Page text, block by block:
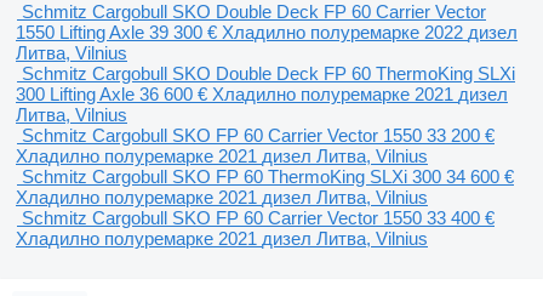
Schmitz Cargobull SKO Double Deck FP 60 Carrier Vector
1550 Lifting Axle 39 300 € Хладилно полуремарке 2022 дизел
Литва, Vilnius
Schmitz Cargobull SKO Double Deck FP 60 ThermoKing SLXi
300 Lifting Axle 36 600 € Хладилно полуремарке 2021 дизел
Литва, Vilnius
Schmitz Cargobull SKO FP 60 Carrier Vector 1550 33 200 €
Хладилно полуремарке 2021 дизел Литва, Vilnius
Schmitz Cargobull SKO FP 60 ThermoKing SLXi 300 34 600 €
Хладилно полуремарке 2021 дизел Литва, Vilnius
Schmitz Cargobull SKO FP 60 Carrier Vector 1550 33 400 €
Хладилно полуремарке 2021 дизел Литва, Vilnius